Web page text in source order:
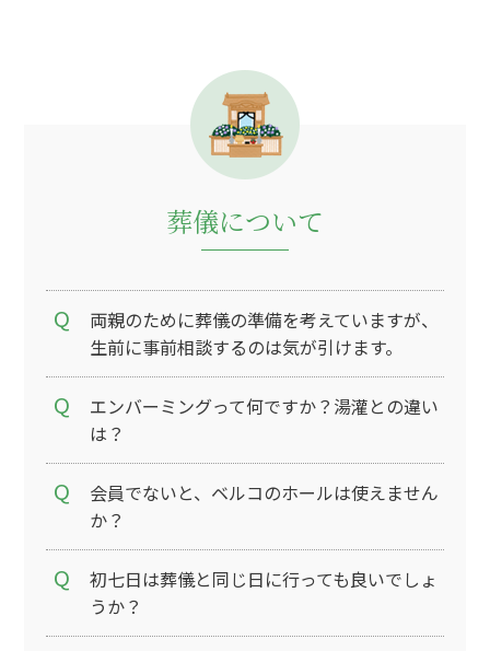
葬儀について
両親のために葬儀の準備を考えていますが、
生前に事前相談するのは気が引けます。
エンバーミングって何ですか？湯灌との違い
は？
会員でないと、ベルコのホールは使えません
か？
初七日は葬儀と同じ日に行っても良いでしょ
うか？